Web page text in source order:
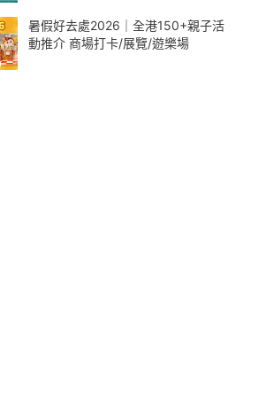
暑假好去處2026｜全港150+親子活
動推介 商場打卡/展覽/遊樂場